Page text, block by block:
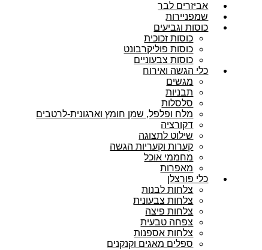
אביזרים לבר
שמפניירות
כוסות וגביעים
כוסות זכוכית
כוסות פוליקרבונט
כוסות צבעוניים
כלי הגשה ואירוח
מגשים
תבניות
סלסלות
מלח ופלפל, שמן חומץ וארגונית-לרטבים
דקורציה
שילוט לתצוגה
קערות וקעריות הגשה
מחממי אוכל
מאפרות
כלי פורצלן
צלחות לבנות
צלחות צבעונית
צלחות פיצה
צפחה טבעית
צלחות אספנות
ספלים מאגים וקנקנים